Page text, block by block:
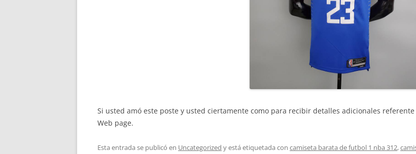
Si usted amó este poste y usted ciertamente como para recibir detalles adicionales referente
Web page.
Esta entrada se publicó en Uncategorized y está etiquetada con camiseta barata de futbol 1 nba 312,